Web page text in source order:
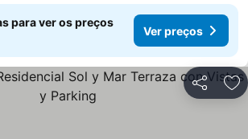
para ver os preços
Ver preços
Partilhar